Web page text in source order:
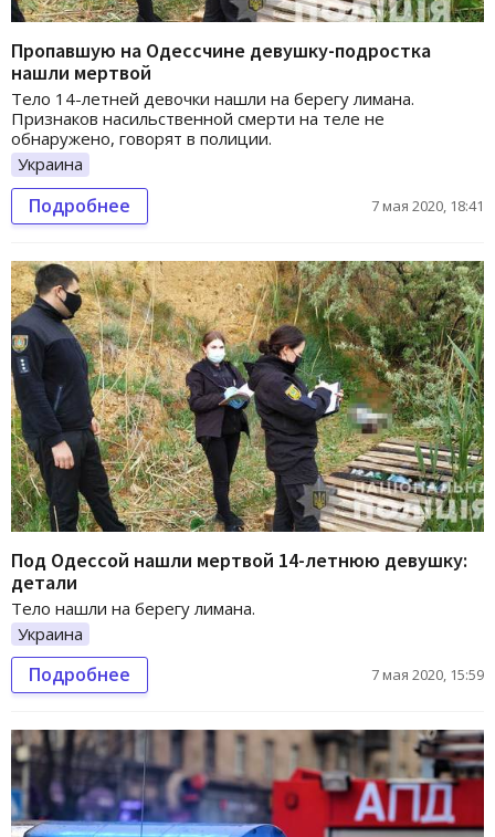
Пропавшую на Одессчине девушку-подростка
нашли мертвой
Тело 14-летней девочки нашли на берегу лимана.
Признаков насильственной смерти на теле не
обнаружено, говорят в полиции.
Украина
Подробнее 7 мая 2020, 18:41
Под Одессой нашли мертвой 14-летнюю девушку:
детали
Тело нашли на берегу лимана.
Украина
Подробнее 7 мая 2020, 15:59